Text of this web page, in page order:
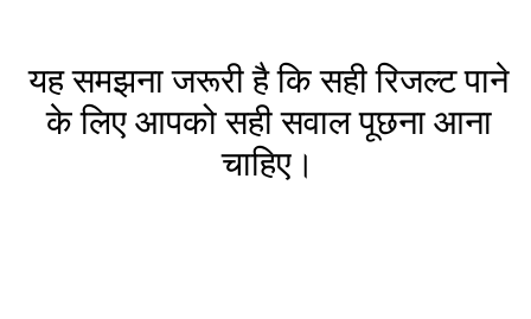
यह समझना जरूरी है कि सही रिजल्ट पाने
के लिए आपको सही सवाल पूछना आना
चाहिए।